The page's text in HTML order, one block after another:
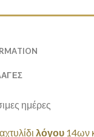
ημέρες
λόγου 14ων